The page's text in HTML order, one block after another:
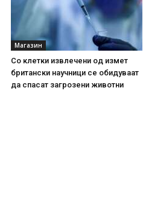
Магазин
Со клетки извлечени од измет
британски научници се обидуваат
да спасат загрозени животни